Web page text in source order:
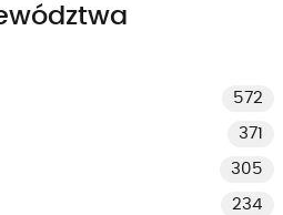
572
371
305
234